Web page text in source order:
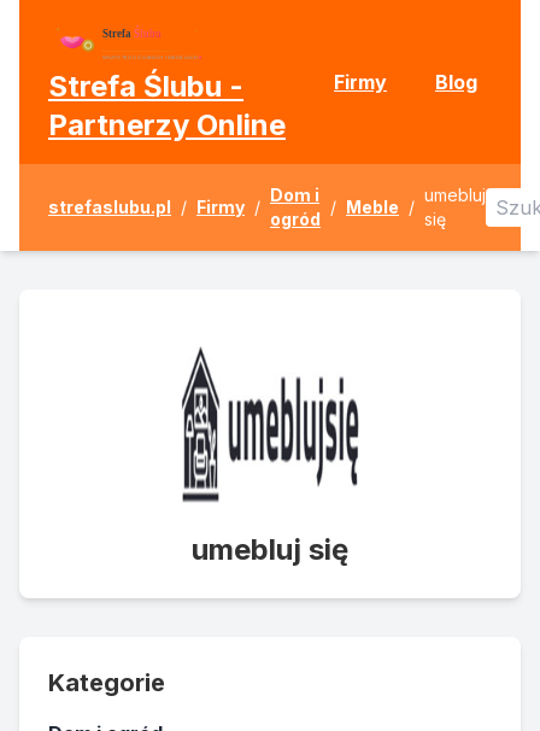
Strefa Ślubu -
Partnerzy Online
Firmy Blog
strefaslubu.pl / Firmy /
Dom i
ogród
/ Meble /
umebluj
się
umebluj się
Kategorie